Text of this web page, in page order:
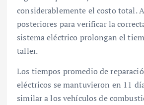
considerablemente el costo total.
posteriores para verificar la
sistema eléctrico prolongan el
taller.
Los tiempos promedio de
eléctricos se mantuvieron en 11
similar a los vehículos de